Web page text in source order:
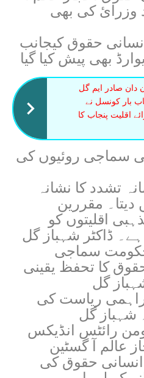
وزرائ کی بھی
حقوق کیجانب
بھی پیش کیا گیا
دان صادر ایم گل
بار کونسل نے
اقلیت پنجاب کا
سماجی روئیوں کی
تشدد کا نشانہ
دیتا۔ مقررین
اقلیتوں کو
ڈاکٹر شہباز گل
سماجی
کا تحفظ یقینی
گل
ریاست کی
شہباز گل
رائٹس انڈیکس
عالم آ گسٹین
حقوق کی